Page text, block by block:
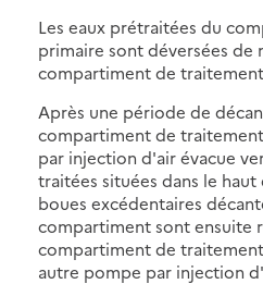
Les eaux prétraitées du
primaire sont déversées de
compartiment de
Après une période de
compartiment de
par injection d'air évacue
traitées situées dans le
boues excédentaires
compartiment sont ensuite
compartiment de
autre pompe par injection